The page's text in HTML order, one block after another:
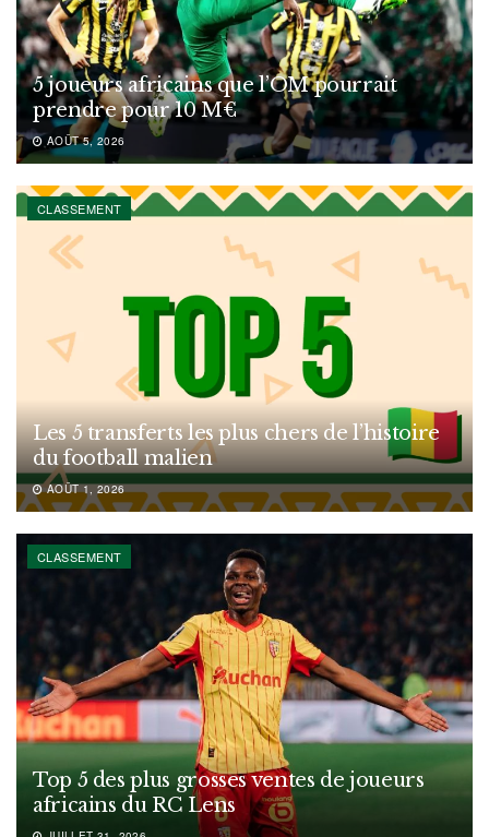
5 joueurs africains que l’OM pourrait
prendre pour 10 M€
AOÛT 5, 2026
CLASSEMENT
Les 5 transferts les plus chers de l’histoire
du football malien
AOÛT 1, 2026
CLASSEMENT
Top 5 des plus grosses ventes de joueurs
africains du RC Lens